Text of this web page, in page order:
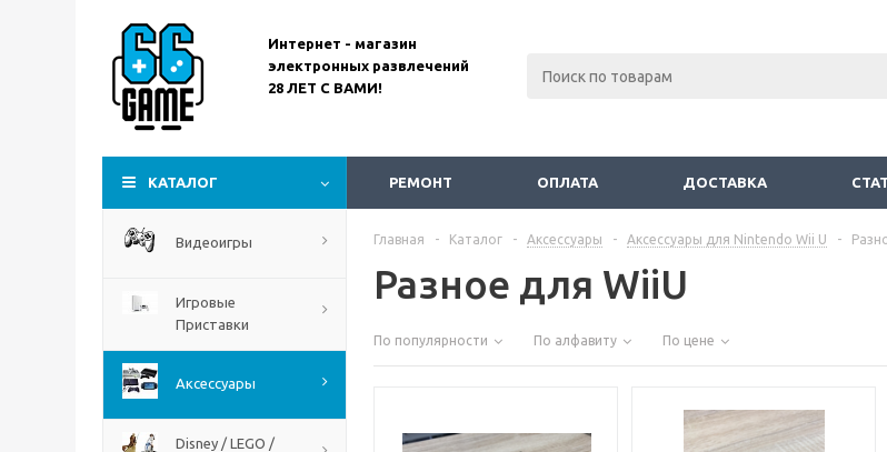
Интернет - магазин
электронных развлечений
28 ЛЕТ С ВАМИ!
КАТАЛОГ РЕМОНТ ОПЛАТА ДОСТАВКА
Видеоигры
Игровые
Приставки
Аксессуары
Disney / LEGO /
Call Of Duty Black Ops Gulf
Assassin’s Creed
Главная - Каталог - Аксессуары - Аксессуары для Nintendo Wii U -
Разное для WiiU
По популярности По алфавиту По цене